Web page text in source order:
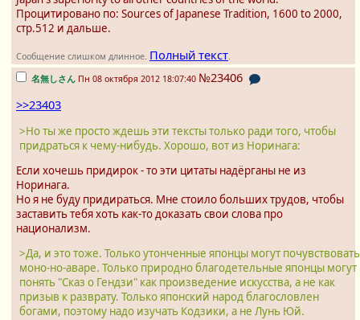
Процитировано по: Sources of Japanese Tradition, 1600 to 2000,
стр.512 и дальше.
Сообщение слишком длинное. Полный текст
名無しさん Пн 08 октября 2012 18:07:40 №23406
>>23403
>Но ты же просто ждешь эти тексты только ради того, чтобы
придраться к чему-нибудь. Хорошо, вот из Норинага:
Если хочешь придирок - то эти цитаты надёрганы не из
Норинага.
Но я не буду придираться. Мне стоило больших трудов, чтобы
заставить тебя хоть как-то доказать свои слова про
национализм.
>Да, и это тоже. Только утонченные японцы могут почувствовать
моно-но-аваре. Только природно благодетельные японцы могут
понять "Сказ о Гендзи" как произведение искусства, а не как
призыв к разврату. Только японский народ благословлен
богами, поэтому надо изучать Кодзики, а не Лунь Юй.